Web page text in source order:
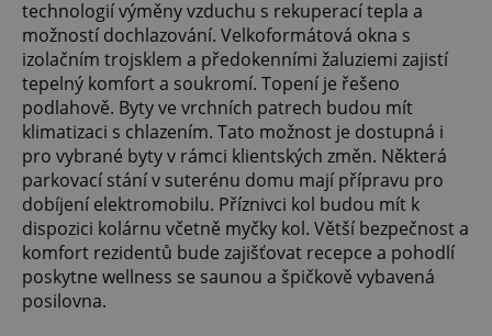
technologií výměny vzduchu s rekuperací tepla a
možností dochlazování. Velkoformátová okna s
izolačním trojsklem a předokenními žaluziemi zajistí
tepelný komfort a soukromí. Topení je řešeno
podlahově. Byty ve vrchních patrech budou mít
klimatizaci s chlazením. Tato možnost je dostupná i
pro vybrané byty v rámci klientských změn. Některá
parkovací stání v suterénu domu mají přípravu pro
dobíjení elektromobilu. Příznivci kol budou mít k
dispozici kolárnu včetně myčky kol. Větší bezpečnost a
komfort rezidentů bude zajišťovat recepce a pohodlí
poskytne wellness se saunou a špičkově vybavená
posilovna.